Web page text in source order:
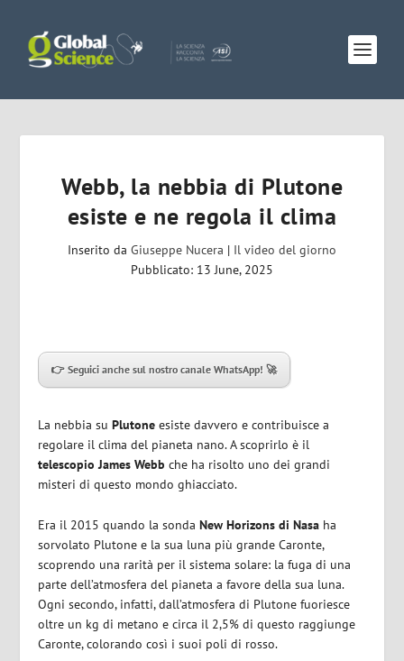
Webb, la nebbia di Plutone
esiste e ne regola il clima
Inserito da Giuseppe Nucera | Il video del giorno
Pubblicato: 13 June, 2025
👉 Seguici anche sul nostro canale WhatsApp! 🚀
La nebbia suPlutone esiste davvero e contribuisce a
regolare il clima del pianeta nano. A scoprirlo è il
telescopio James Webb che ha risolto uno dei grandi
misteri di questo mondo ghiacciato.
Era il 2015 quando la sondaNew Horizons di Nasa ha
sorvolato Plutone e la sua luna più grande Caronte,
scoprendo una rarità per il sistema solare: la fuga di una
parte dell’atmosfera del pianeta a favore della sua luna.
Ogni secondo, infatti, dall’atmosfera di Plutone fuoriesce
oltre un kg di metano e circa il 2,5% di questo raggiunge
Caronte, colorando così i suoi poli di rosso.